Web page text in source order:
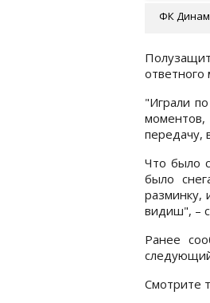
ФК
ответного
"Играли
передачу,
Что было
было
разминку,
видиш", –
Ранее
Смотрите